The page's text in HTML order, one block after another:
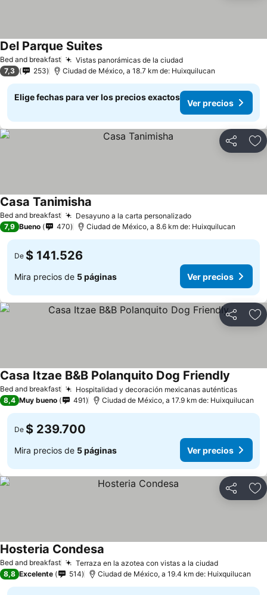
Bed and breakfast Vistas panorámicas de la ciudad
Del Parque Suites
7,3 253 Ciudad de México, a 18.7 km de: Huixquilucan
Elige fechas para ver los precios exactos
Ver precios
Compartir
Bed and breakfast Desayuno a la carta personalizado
Casa Tanimisha
7,9 Bueno 470 Ciudad de México, a 8.6 km de: Huixquilucan
De $ 141.526
Mira precios de 5 páginas Ver precios
Compartir
Bed and breakfast Hospitalidad y decoración mexicanas auténticas
Casa Itzae B&B Polanquito Dog Friendly
8,4 Muy bueno 491 Ciudad de México, a 17.9 km de: Huixquilucan
De $ 239.700
Mira precios de 5 páginas Ver precios
Compartir
Bed and breakfast Terraza en la azotea con vistas a la ciudad
Hosteria Condesa
8,8 Excelente 514 Ciudad de México, a 19.4 km de: Huixquilucan